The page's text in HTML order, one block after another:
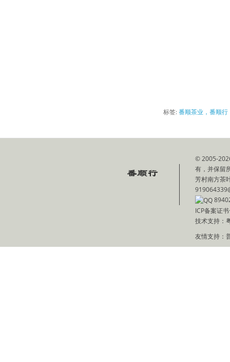
标签:番顺茶业，番顺
© 2005-
有，并保留
芳村南方茶
ICP备案证
技术支持：
友情支持：